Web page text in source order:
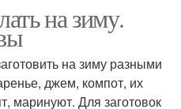
на зиму.
на зиму разными
джем, компот, их
маринуют. Для заготовок